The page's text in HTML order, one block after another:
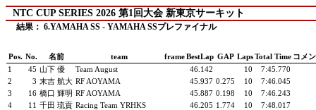
NTC CUP SERIES 2026 第1回大会 新東京サーキット
結果： 6.YAMAHA SS - YAMAHA SSプレファイナル
Pos. No. 名前 team frameBestLap GAP LapsTotal Time コメ
1
45 山下 優 Team August 46.142 10
7:45.770
2
3 末吉 航大 RF AOYAMA 45.937 0.275 10
7:46.045
3
16 橋口 輝明 RF AOYAMA 45.887 0.198 10
7:46.243
4
11 千田 琉貢 Racing Team YRHKS 46.205 1.774 10
7:48.017